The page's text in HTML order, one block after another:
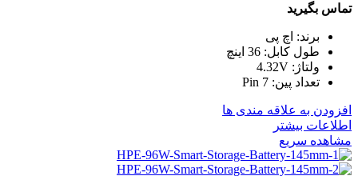
تماس بگیرید
برند: اچ پی
طول کابل: 36 اینچ
ولتاژ: 4.32V
تعداد پین: 7 Pin
افزودن به علاقه مندی ها
اطلاعات بیشتر
مشاهده سریع